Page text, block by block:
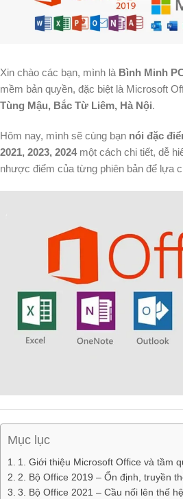
Xin chào các bạn, mình là Bình Minh
mềm bản quyền, đặc biệt là Microsoft
Tùng Mậu, Bắc Từ Liêm, Hà Nội.
Hôm nay, mình sẽ cùng bạn nói đặc
2021, 2023, 2024một cách chi tiết, dễ
nhược điểm của từng phiên bản để lựa
Mục lục
1. Giới thiệu Microsoft Office và tầm
2. Bộ Office 2019 – Ổn định, truyền
3. Bộ Office 2021 – Cầu nối lên thế